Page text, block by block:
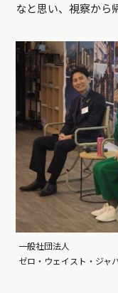
なと思い、視察から
一般社団法人
ゼロ・ウェイスト・ジャ